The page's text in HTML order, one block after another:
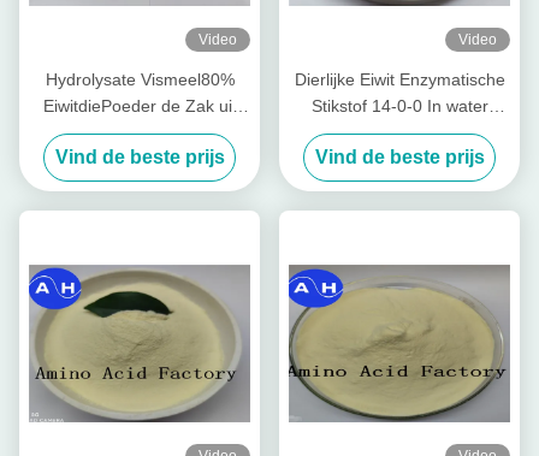
Video
Hydrolysate Vismeel80%
EiwitdiePoeder de Zak uit
van Kabeljauwvissen (15-1-
1) wordt gehaald 50lb
Vind de beste prijs
Video
Dierlijke Eiwit Enzymatische
Stikstof 14-0-0 In water
oplosbare Meststof van het
Aminozuurpoeder
Vind de beste prijs